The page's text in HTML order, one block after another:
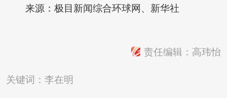
来源：极目新闻综合环球网、新华社
责任编辑：高玮怡
关键词：李在明